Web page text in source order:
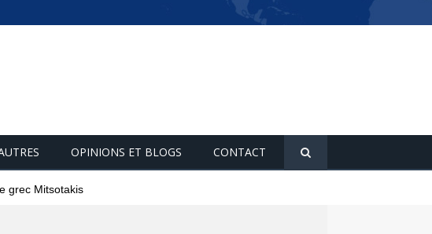
OPINIONS ET BLOGS CONTACT
grec Mitsotakis